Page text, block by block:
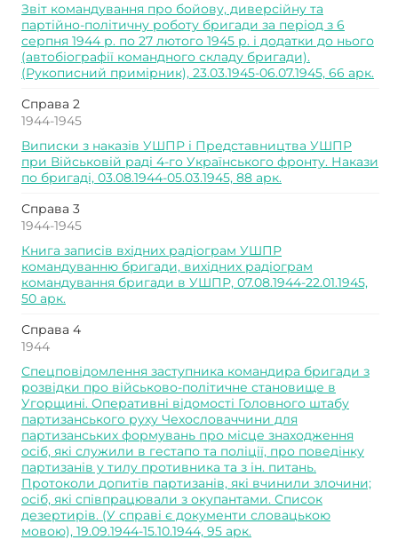
Звіт командування про бойову, диверсійну та
партійно-політичну роботу бригади за період з 6
серпня 1944 р. по 27 лютого 1945 р. і додатки до нього
(автобіографії командного складу бригади).
(Рукописний примірник), 23.03.1945-06.07.1945, 66 арк.
Справа 2
1944-1945
Виписки з наказів УШПР і Представництва УШПР
при Військовій раді 4-го Українського фронту. Накази
по бригаді, 03.08.1944-05.03.1945, 88 арк.
Справа 3
1944-1945
Книга записів вхідних радіограм УШПР
командуванню бригади, вихідних радіограм
командування бригади в УШПР, 07.08.1944-22.01.1945,
50 арк.
Справа 4
1944
Спецповідомлення заступника командира бригади з
розвідки про військово-політичне становище в
Угорщині. Оперативні відомості Головного штабу
партизанського руху Чехословаччини для
партизанських формувань про місце знаходження
осіб, які служили в гестапо та поліції, про поведінку
партизанів у тилу противника та з ін. питань.
Протоколи допитів партизанів, які вчинили злочини;
осіб, які співпрацювали з окупантами. Список
дезертирів. (У справі є документи словацькою
мовою), 19.09.1944-15.10.1944, 95 арк.